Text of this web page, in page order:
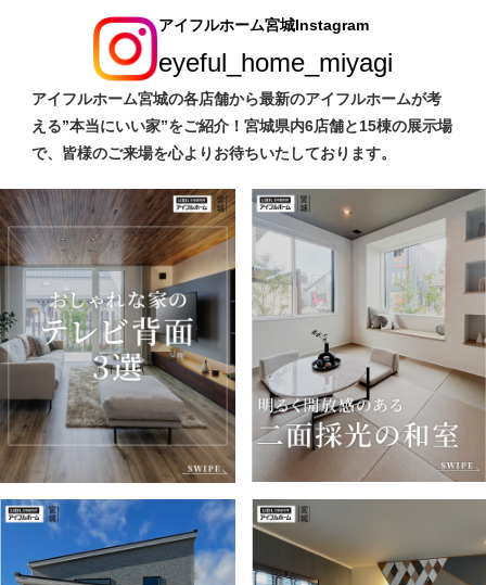
アイフルホーム宮城Instagram
eyeful_home_miyagi
アイフルホーム宮城の各店舗から最新のアイフルホームが考
える”本当にいい家”をご紹介！宮城県内6店舗と15棟の展示場
で、皆様のご来場を心よりお待ちいたしております。